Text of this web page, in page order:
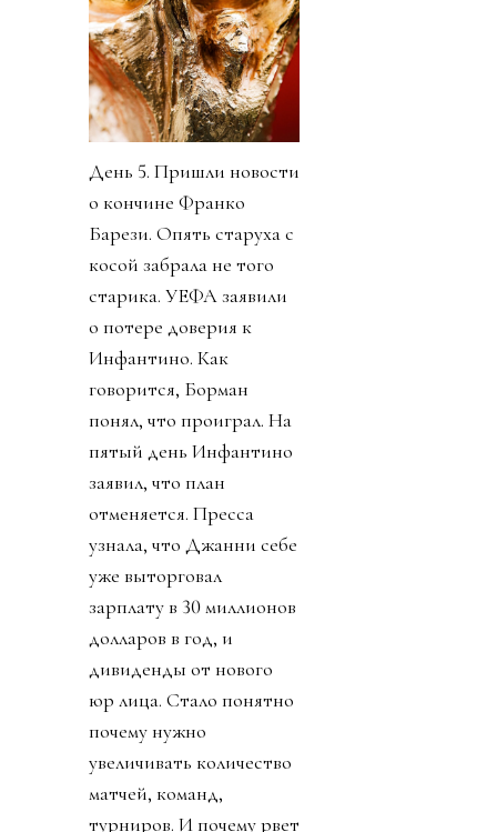
День 5. Пришли новости
о кончине Франко
Барези. Опять старуха с
косой забрала не того
старика. УЕФА заявили
о потере доверия к
Инфантино. Как
говорится, Борман
понял, что проиграл. На
пятый день Инфантино
заявил, что план
отменяется. Пресса
узнала, что Джанни себе
уже выторговал
зарплату в 30 миллионов
долларов в год, и
дивиденды от нового
юр лица. Стало понятно
почему нужно
увеличивать количество
матчей, команд,
турниров. И почему рвет